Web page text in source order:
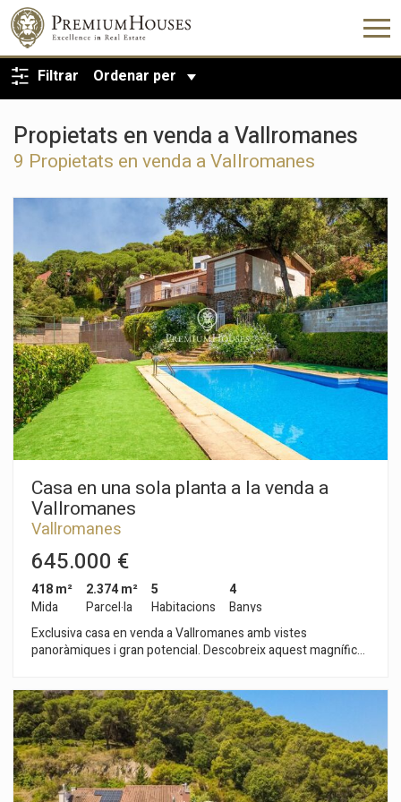
Filtrar Ordenar per
Propietats en venda a Vallromanes
9 Propietats en venda a Vallromanes
TORNA A LA CERCA
Casa en una sola planta a la venda a
Vallromanes
Vallromanes
645.000 €
418 m²
Mida
2.374 m²
Parcel·la
5
Habitacions
4
Banys
Exclusiva casa en venda a Vallromanes amb vistes
panoràmiques i gran potencial. Descobreix aquest magnífic
amb Barcelona i el Maresme. Un entorn privilegiat que
combina natura, privadesa i comoditat, a tan sols 3 minuts
amb cotxe del centre del municipi. La propietat gaudeix d
´espectaculars vistes obertes a la muntanya i està dissenyada
per oferir una còmoda distribució, ja que tota la vida principal
es desenvolupa en una sola planta. Disposa de 5 habitacions